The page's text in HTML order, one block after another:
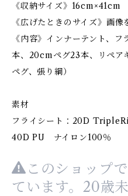
《収納サイズ》
《広げたときのサイズ》画
《内容》インナーテント、
本、20cmペグ23本、リペア
ペグ、張り綱）
素材
フライシート：20D
40D PU ナイロン100％
このショップ
ています。20歳